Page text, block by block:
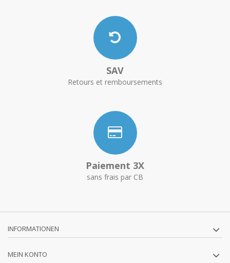
SAV
Retours et remboursements
Paiement 3X
sans frais par CB
INFORMATIONEN
MEIN KONTO